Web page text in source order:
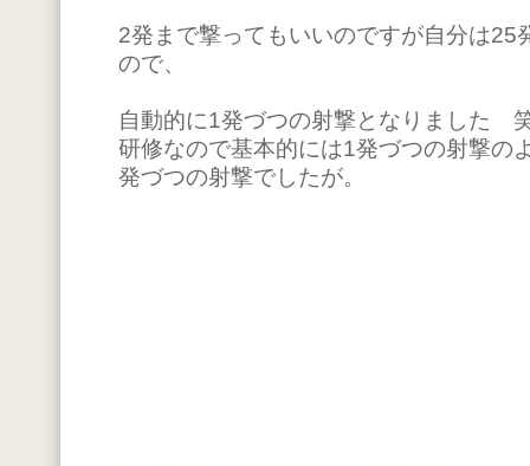
2発まで撃ってもいいのですが自分は25
ので、
自動的に1発づつの射撃となりました
研修なので基本的には1発づつの射撃の
発づつの射撃でしたが。